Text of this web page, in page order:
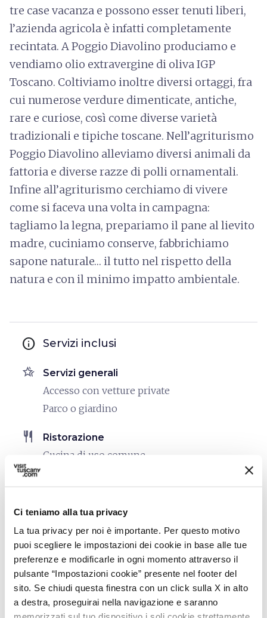
Ci teniamo alla tua privacy
La tua privacy per noi è importante. Per questo motivo
puoi scegliere le impostazioni dei cookie in base alle tue
preferenze e modificarle in ogni momento attraverso il
pulsante “Impostazioni cookie” presente nel footer del
sito. Se chiudi questa finestra con un click sulla X in alto
a destra, proseguirai nella navigazione e saranno
tre case vacanza e possono esser tenuti liberi,
l’azienda agricola è infatti completamente
recintata. A Poggio Diavolino produciamo e
vendiamo olio extravergine di oliva IGP
Toscano. Coltiviamo inoltre diversi ortaggi, fra
cui numerose verdure dimenticate, antiche,
rare e curiose, così come diverse varietà
tradizionali e tipiche toscane. Nell’agriturismo
Poggio Diavolino alleviamo diversi animali da
fattoria e diverse razze di polli ornamentali.
Infine all’agriturismo cerchiamo di vivere
come si faceva una volta in campagna:
tagliamo la legna, prepariamo il pane al lievito
madre, cuciniamo conserve, fabbrichiamo
sapone naturale… il tutto nel rispetto della
natura e con il minimo impatto ambientale.
info Servizi inclusi
hotel_class Servizi generali
Accesso con vetture private
Parco o giardino
restaurant Ristorazione
Cucina di uso comune
bed Camere
Asciugacapelli
Riscaldamento
local_parking Parcheggio
Parcheggio
celebration Attività